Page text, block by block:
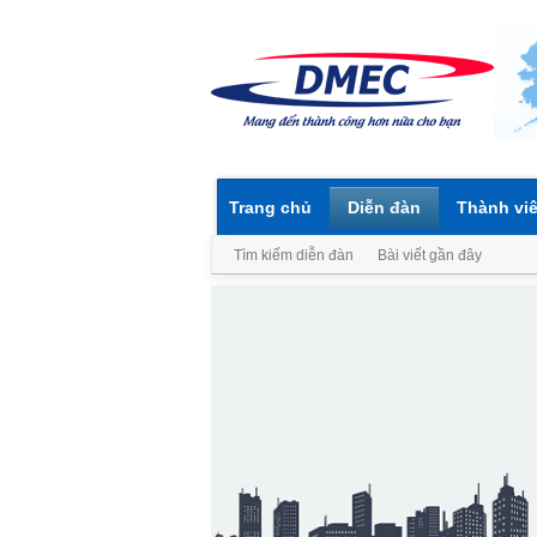
Trang chủ Diễn đàn
Tìm kiếm diễn đàn Bài viết gần đây
Thành